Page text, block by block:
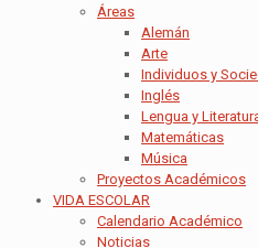
Áreas
Alemán
Arte
Individuos y
Inglés
Lengua y
Matemáticas
Música
Proyectos Académicos
VIDA ESCOLAR
Calendario Académico
Noticias